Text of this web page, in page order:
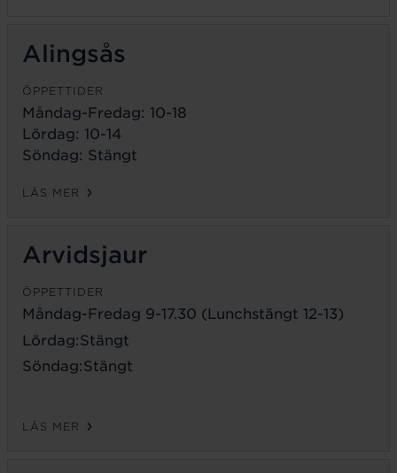
Alingsås
ÖPPETTIDER
Måndag-Fredag: 10-18
Lördag: 10-14
Söndag: Stängt
LÄS MER
Arvidsjaur
ÖPPETTIDER
Måndag-Fredag 9-17.30 (Lunchstängt 12-13)
Lördag:Stängt
Söndag:Stängt
LÄS MER